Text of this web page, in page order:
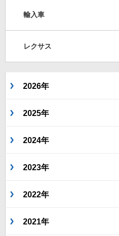
輸入車
レクサス
2026年
2025年
2024年
2023年
2022年
2021年